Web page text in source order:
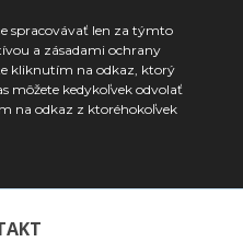
spracovávať len za týmto
a zásadami ochrany
kliknutím na odkaz, ktorý
môžete kedykoľvek odvolať
na odkaz z ktoréhokoľvek